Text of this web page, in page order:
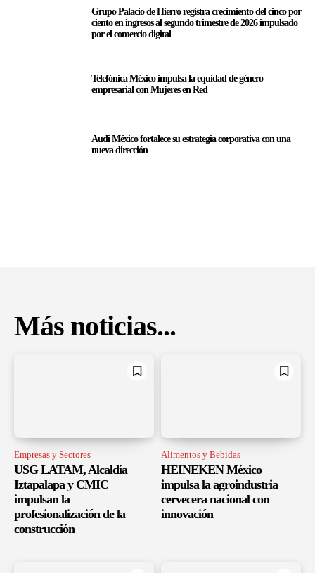
Grupo Palacio de Hierro registra crecimiento del cinco por
ciento en ingresos al segundo trimestre de 2026 impulsado
por el comercio digital
Telefónica México impulsa la equidad de género
empresarial con Mujeres en Red
Audi México fortalece su estrategia corporativa con una
nueva dirección
Más noticias...
Empresas y Sectores
USG LATAM, Alcaldía
Iztapalapa y CMIC
impulsan la
profesionalización de la
construcción
Alimentos y Bebidas
HEINEKEN México
impulsa la agroindustria
cervecera nacional con
innovación